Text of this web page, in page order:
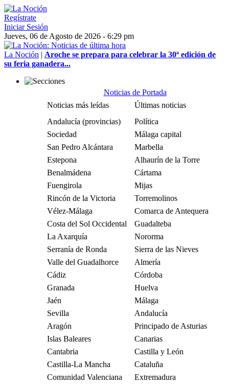
Regístrate
Iniciar Sesión
Jueves, 06 de Agosto de 2026 - 6:29 pm
La Noción | Aroche se prepara para celebrar la 30ª edición de
su feria ganadera...
Noticias de Portada
Noticias más leídas
Últimas noticias
Andalucía (provincias)
Política
Sociedad
Málaga capital
San Pedro Alcántara
Marbella
Estepona
Alhaurín de la Torre
Benalmádena
Cártama
Fuengirola
Mijas
Rincón de la Victoria
Torremolinos
Vélez-Málaga
Comarca de Antequera
Costa del Sol Occidental
Guadalteba
La Axarquía
Nororma
Serranía de Ronda
Sierra de las Nieves
Valle del Guadalhorce
Almería
Cádiz
Córdoba
Granada
Huelva
Jaén
Málaga
Sevilla
Andalucía
Aragón
Principado de Asturias
Islas Baleares
Canarias
Cantabria
Castilla y León
Castilla-La Mancha
Cataluña
Comunidad Valenciana
Extremadura